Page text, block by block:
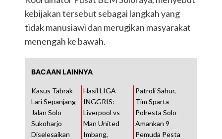
kebijakan tersebut sebagai langkah yang
tidak manusiawi dan merugikan masyarakat
menengah ke bawah.
BACAAN LAINNYA
Kasus Tabrak
Lari Sepanjang
Jalan Solo
Sukoharjo
Diselesaikan
Hasil LIGA
INGGRIS:
Liverpool vs
Man United
Imbang,
Patroli Sahur,
Tim Sparta
Polresta Solo
Amankan 9
Pemuda Pesta